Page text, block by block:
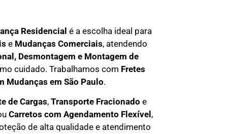
Residencial é a escolha ideal para
e Mudanças Comerciais, atendendo
, Desmontagem e Montagem de
cuidado. Trabalhamos com Fretes
Mudanças em São Paulo.
de Cargas, Transporte Fracionado e
Carretos com Agendamento Flexível ,
de alta qualidade e atendimento